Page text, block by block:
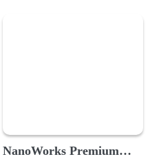
NanoWorks Premium